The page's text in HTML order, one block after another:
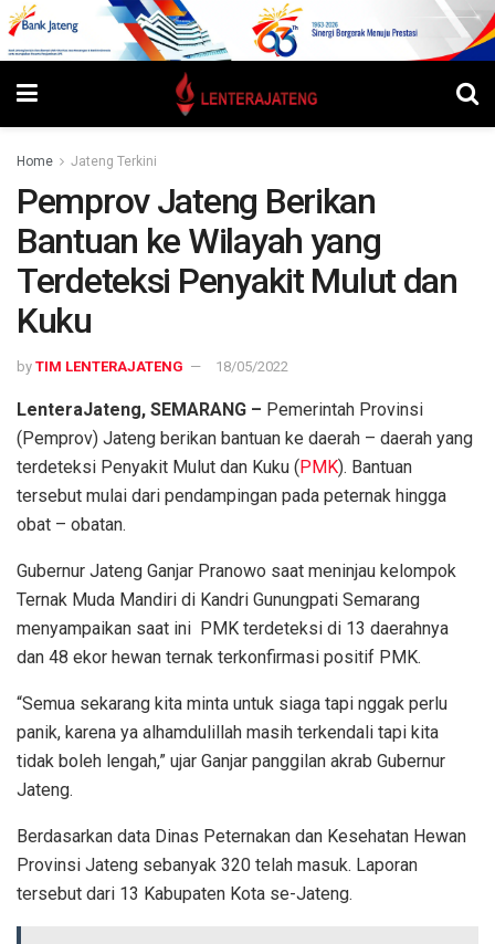
Home Jateng Terkini
Pemprov Jateng Berikan
Bantuan ke Wilayah yang
Terdeteksi Penyakit Mulut dan
Kuku
by TIM LENTERAJATENG 18/05/2022
LenteraJateng, SEMARANG – Pemerintah Provinsi
(Pemprov) Jateng berikan bantuan ke daerah – daerah yang
terdeteksi Penyakit Mulut dan Kuku ( PMK). Bantuan
tersebut mulai dari pendampingan pada peternak hingga
obat – obatan.
Gubernur Jateng Ganjar Pranowo saat meninjau kelompok
Ternak Muda Mandiri di Kandri Gunungpati Semarang
menyampaikan saat ini PMK terdeteksi di 13 daerahnya
dan 48 ekor hewan ternak terkonfirmasi positif PMK.
“Semua sekarang kita minta untuk siaga tapi nggak perlu
panik, karena ya alhamdulillah masih terkendali tapi kita
tidak boleh lengah,” ujar Ganjar panggilan akrab Gubernur
Jateng.
Berdasarkan data Dinas Peternakan dan Kesehatan Hewan
Provinsi Jateng sebanyak 320 telah masuk. Laporan
tersebut dari 13 Kabupaten Kota se-Jateng.